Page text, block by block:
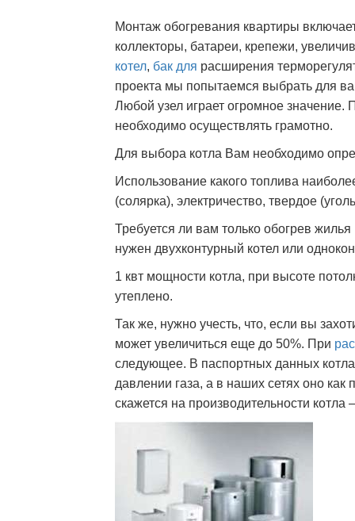
Монтаж обогревания квартиры
коллекторы, батареи, крепежи,
котел, бак для расширения
проекта мы попытаемся выбрать для
Любой узел играет огромное значение.
необходимо осуществлять грамотно.
Для выбора котла Вам необходимо
Использование какого топлива
(солярка), электричество, твердое
Требуется ли вам только обогрев
нужен двухконтурный котел или
1 квт мощности котла, при высоте
утеплено.
Так же, нужно учесть, что, если вы
может увеличиться еще до 50%. При
следующее. В паспортных данных
давлении газа, а в наших сетях оно
скажется на производительности котла